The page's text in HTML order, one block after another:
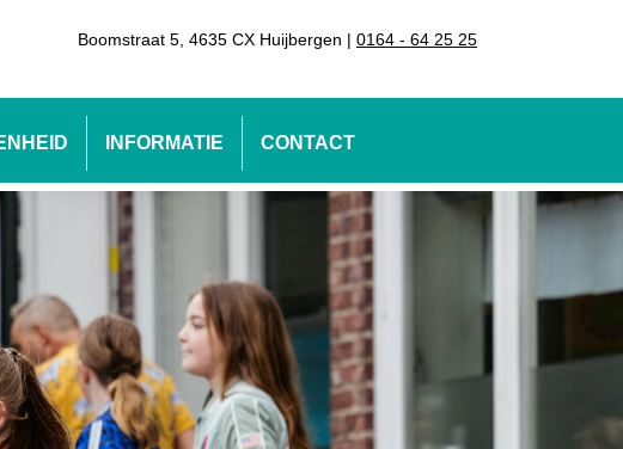
Boomstraat 5, 4635 CX Huijbergen | 0164 - 64 25 25
INFORMATIE CONTACT